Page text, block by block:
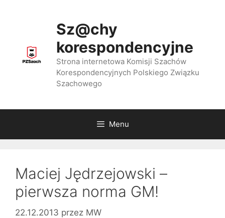
Sz@chy
korespondencyjne
Strona internetowa Komisji Szachów
Korespondencyjnych Polskiego Związku
Szachowego
Menu
Maciej Jędrzejowski –
pierwsza norma GM!
22.12.2013 przez MW